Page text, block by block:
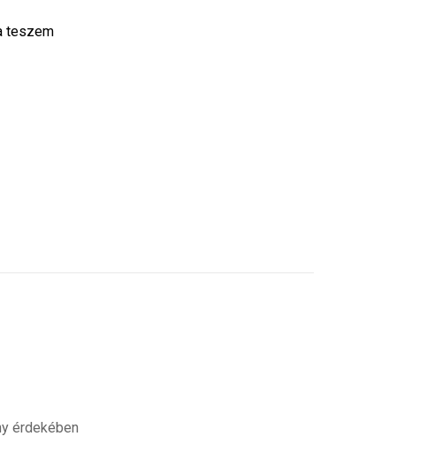
teszem
érdekében